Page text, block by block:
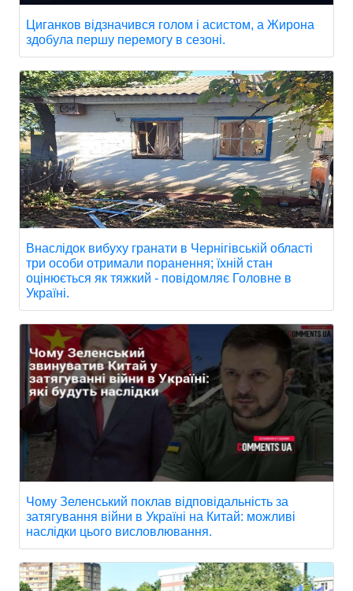
Циганков відзначився голом і асистом, а Жирона
здобула першу перемогу в сезоні.
Внаслідок вибуху гранати в Чернігівській області
три особи отримали поранення; їхній стан
оцінюється як тяжкий - повідомляє Головне в
Україні.
Чому Зеленський поклав відповідальність за
затягування війни в Україні на Китай: можливі
наслідки цього висловлювання.